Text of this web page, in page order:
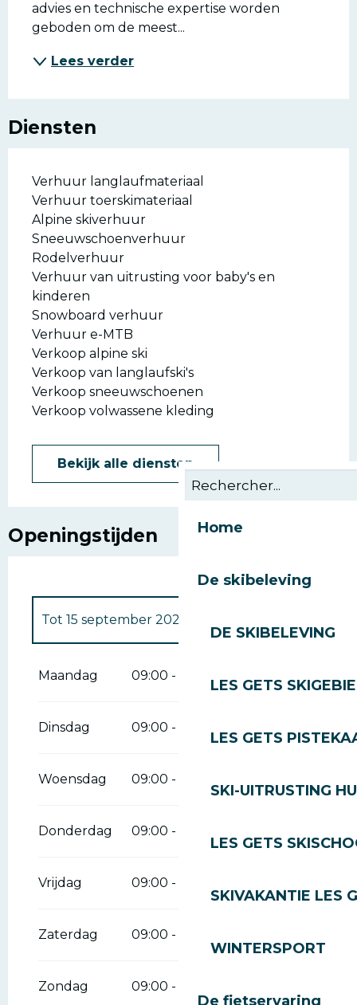
Home
De skibeleving
DE SKIBELEVING
LES GETS
LES GETS
SKI-UITRUSTING
LES GETS
SKIVAKANTIE LES
WINTERSPORT
De fietservaring
advies en technische expertise worden
geboden om de meest...
Lees verder
Diensten
Verhuur langlaufmateriaal
Verhuur toerskimateriaal
Alpine skiverhuur
Sneeuwschoenverhuur
Rodelverhuur
Verhuur van uitrusting voor baby's en
kinderen
Snowboard verhuur
Verhuur e-MTB
Verkoop alpine ski
Verkoop van langlaufski's
Verkoop sneeuwschoenen
Verkoop volwassene kleding
Bekijk alle diensten
Openingstijden
1 januari 2026
Tot 15 september 2026
Maandag 09:00 - 19:00
Dinsdag 09:00 - 19:00
Woensdag 09:00 - 19:00
Donderdag 09:00 - 19:00
Vrijdag 09:00 - 19:00
Zaterdag 09:00 - 19:00
Zondag 09:00 - 19:00